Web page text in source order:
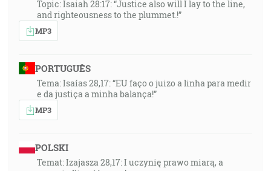
Topic: Isaiah 28:17: “Justice also will I lay to the line,
and righteousness to the plummet.!”
MP3
PORTUGUÊS
Tema: Isaías 28,17: “EU faço o juizo a linha para medir
e da justiça a minha balança!”
MP3
POLSKI
Temat: Izajasza 28,17: I uczynię prawo miarą, a